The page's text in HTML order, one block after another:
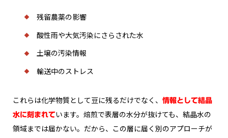
残留農薬の影響
酸性雨や大気汚染にさらされた水
土壌の汚染情報
輸送中のストレス
これらは化学物質として豆に残るだけでなく、 情報として結晶
水に刻まれています。焙煎で表層の水分が抜けても、結晶水の
領域までは届かない。だから、この層に届く別のアプローチが